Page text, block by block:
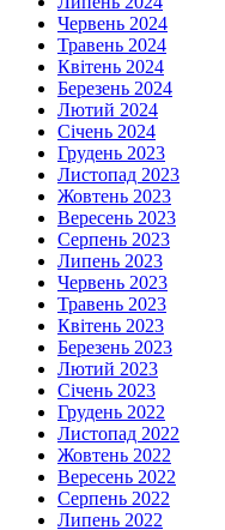
Червень 2024
Травень 2024
Квітень 2024
Березень 2024
Лютий 2024
Січень 2024
Грудень 2023
Листопад 2023
Жовтень 2023
Вересень 2023
Серпень 2023
Липень 2023
Червень 2023
Травень 2023
Квітень 2023
Березень 2023
Лютий 2023
Січень 2023
Грудень 2022
Листопад 2022
Жовтень 2022
Вересень 2022
Серпень 2022
Липень 2022